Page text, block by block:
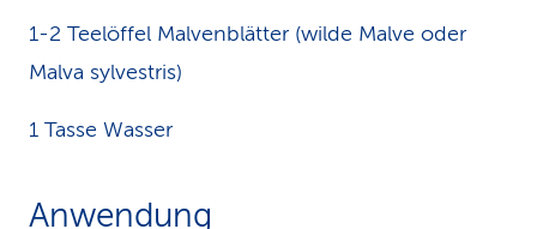
s
1-2 Teelöffel Malvenblätter (wilde Malve oder
Malva sylvestris)
1 Tasse Wasser
Anwendung